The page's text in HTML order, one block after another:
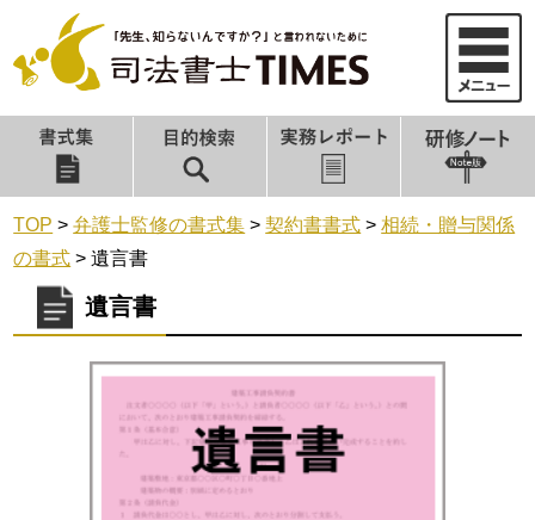
TOP >弁護士監修の書式集 >契約書書式 >相続・贈与関係
の書式 >遺言書
遺言書